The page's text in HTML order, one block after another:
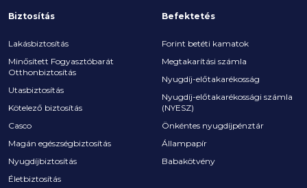
Biztosítás
Lakásbiztosítás
Minősített Fogyasztóbarát
Otthonbiztosítás
Utasbiztosítás
Kötelező biztosítás
Casco
Magán egészségbiztosítás
Nyugdíjbiztosítás
Életbiztosítás
Befektetés
Forint betéti kamatok
Megtakarítási számla
Nyugdíj-előtakarékosság
Nyugdíj-előtakarékossági számla
(NYESZ)
Önkéntes nyugdíjpénztár
Állampapír
Babakötvény